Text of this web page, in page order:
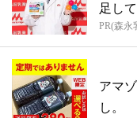
足し
PR(森永
アマ
し。